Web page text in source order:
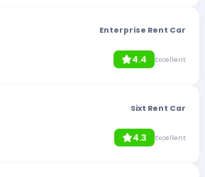
Enterprise Rent Car
4.4 Excellent
Sixt Rent Car
4.3 Excellent